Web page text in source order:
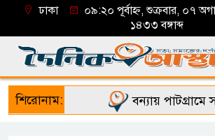
ঢাকা
০৯:২০ পূর্বাহ্ন, শুক্রবার, ০৭
১৪৩৩ বঙ্গাব্দ
শিরোনাম: বন্যায় পাটগ্রামে